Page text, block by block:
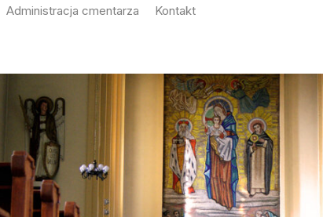
Rada
Duszpasterska
Rada
Ekonomiczna
Stałe
nabożeństwa
Antoni
Korczok
Galeria
Ochrona
osób
małoletnich
Administracja cmentarza Kontakt